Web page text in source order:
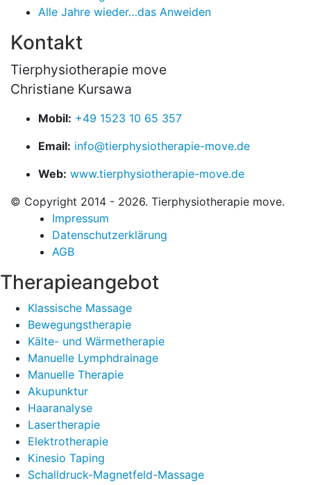
Alle Jahre wieder…das Anweiden
Kontakt
Tierphysiotherapie move
Christiane Kursawa
Mobil: +49 1523 10 65 357
Email: info@tierphysiotherapie-move.de
Web: www.tierphysiotherapie-move.de
© Copyright 2014 - 2026. Tierphysiotherapie move.
Impressum
Datenschutzerklärung
AGB
Therapieangebot
Klassische Massage
Bewegungstherapie
Kälte- und Wärmetherapie
Manuelle Lymphdrainage
Manuelle Therapie
Akupunktur
Haaranalyse
Lasertherapie
Elektrotherapie
Kinesio Taping
Schalldruck-Magnetfeld-Massage